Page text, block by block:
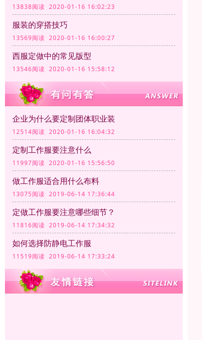
13838阅读 2020-01-16 16:02:23
服装的穿搭技巧
13569阅读 2020-01-16 16:00:27
西服定做中的常见版型
13546阅读 2020-01-16 15:58:12
企业为什么要定制团体职业装
12514阅读 2020-01-16 16:04:32
定制工作服要注意什么
11997阅读 2020-01-16 15:56:50
做工作服适合用什么布料
13075阅读 2019-06-14 17:36:44
定做工作服要注意哪些细节？
11816阅读 2019-06-14 17:34:32
如何选择防静电工作服
11519阅读 2019-06-14 17:33:24